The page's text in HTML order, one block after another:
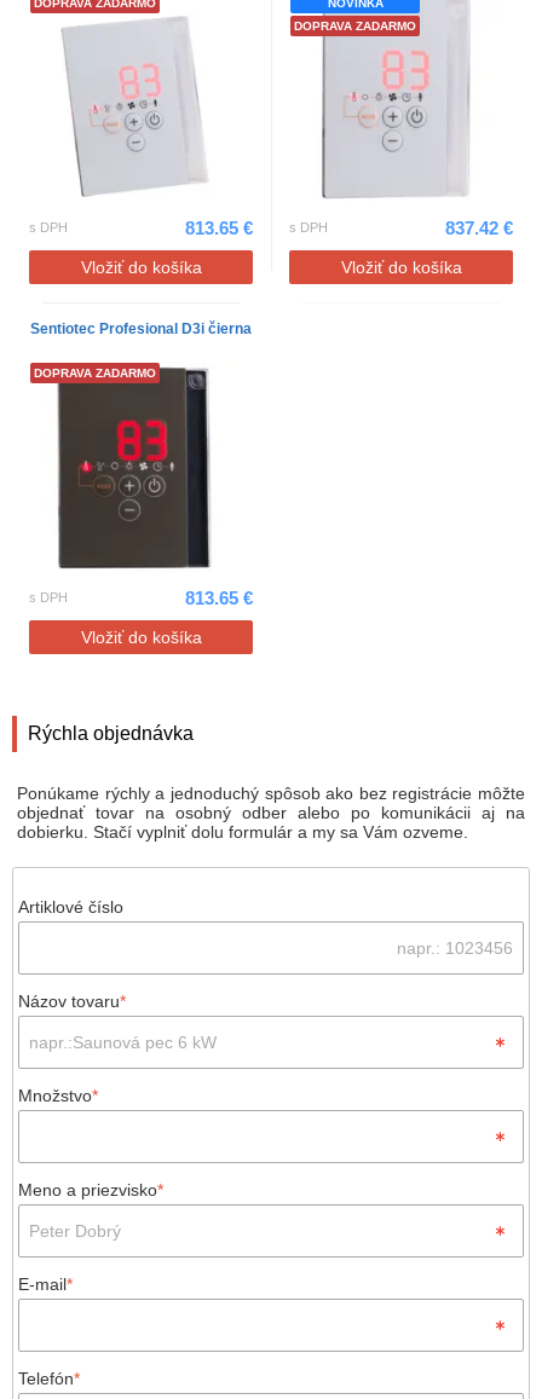
Rýchla objednávka
Ponúkame rýchly a jednoduchý spôsob ako bez registrácie môžte
objednať tovar na osobný odber alebo po komunikácii aj na
dobierku. Stačí vyplniť dolu formulár a my sa Vám ozveme.
Artiklové číslo
Názov tovaru*
Množstvo*
Meno a priezvisko*
E-mail*
Telefón*
DOPRAVA ZADARMO
s DPH 813.65 €
Vložiť do košíka
NOVINKA
DOPRAVA ZADARMO
s DPH 837.42 €
Vložiť do košíka
Sentiotec Profesional D3i čierna
DOPRAVA ZADARMO
s DPH 813.65 €
Vložiť do košíka